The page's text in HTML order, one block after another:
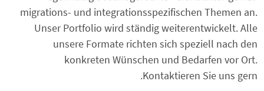
migrations- und integrationsspezifischen Themen an.
Unser Portfolio wird ständig weiterentwickelt. Alle
unsere Formate richten sich speziell nach den
konkreten Wünschen und Bedarfen vor Ort.
Kontaktieren Sie uns gern.